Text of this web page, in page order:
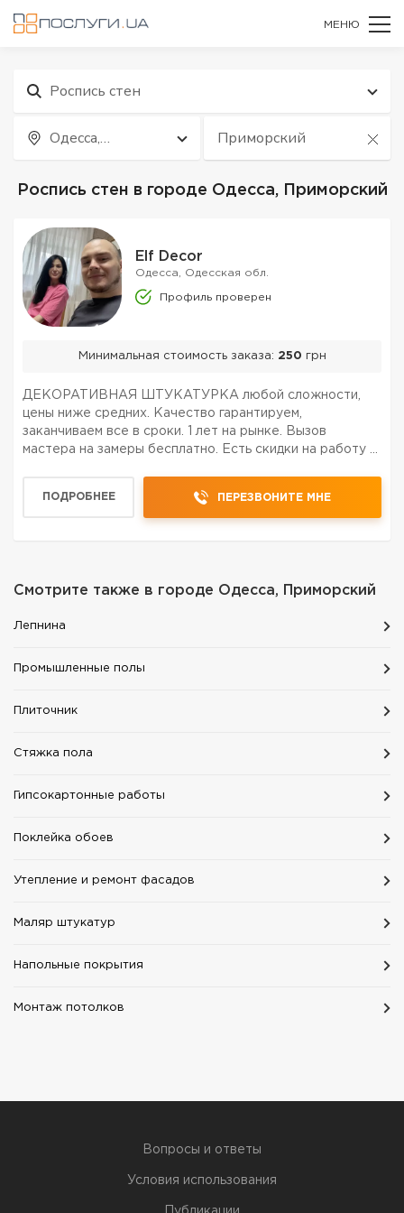
МЕНЮ
Роспись стен
Одесса,
Одесская обл.
Приморский
Роспись стен в городе Одесса, Приморский
Elf Decor
Одесса, Одесская обл.
Профиль проверен
Минимальная стоимость заказа: 250 грн
ДЕКОРАТИВНАЯ ШТУКАТУРКА любой сложности,
цены ниже средних. Качество гарантируем,
заканчиваем все в сроки. 1 лет на рынке. Вызов
мастера на замеры бесплатно. Есть скидки на работу и
ПОДРОБНЕЕ ПЕРЕЗВОНИТЕ МНЕ
Смотрите также в городе Одесса, Приморский
Лепнина
Промышленные полы
Плиточник
Стяжка пола
Гипсокартонные работы
Поклейка обоев
Утепление и ремонт фасадов
Маляр штукатур
Напольные покрытия
Монтаж потолков
Вопросы и ответы
Условия использования